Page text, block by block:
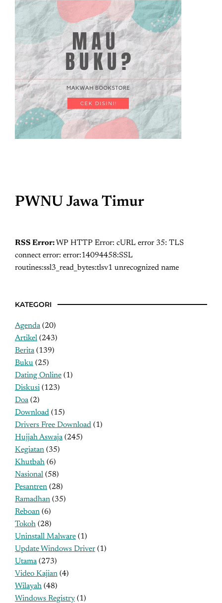
PWNU Jawa Timur
RSS Error: WP HTTP Error: cURL error 35: TLS
connect error: error:14094458:SSL
routines:ssl3_read_bytes:tlsv1 unrecognized name
KATEGORI
Agenda(20)
Artikel (243)
Berita(139)
Buku (25)
Dating Online (1)
Diskusi (123)
Doa(2)
Download (15)
Drivers Free Download (1)
Hujjah Aswaja(245)
Kegiatan (35)
Khutbah (6)
Nasional (58)
Pesantren (28)
Ramadhan (35)
Reboan (6)
Tokoh (28)
Uninstall Malware (1)
Update Windows Driver (1)
Utama(273)
Video Kajian (4)
Wilayah (48)
Windows Registry (1)